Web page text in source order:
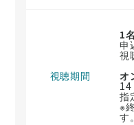
視聴期間
1
申
視
オ
指
※
す。